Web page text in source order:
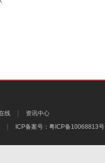
线
资讯中心
ICP备案号： 粤ICP备10068813号